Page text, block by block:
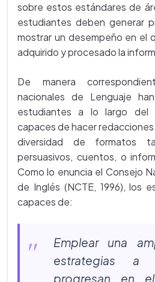
sobre estos estándares de
estudiantes deben generar
mostrar un desempeño en el
adquirido y procesado la
De manera
nacionales de Lenguaje
estudiantes a lo largo del
capaces de hacer
diversidad de formatos
persuasivos, cuentos, o
Como lo enuncia el Consejo
de Inglés (NCTE, 1996), los
capaces de:
Emplear una
estrategias a
progresan en